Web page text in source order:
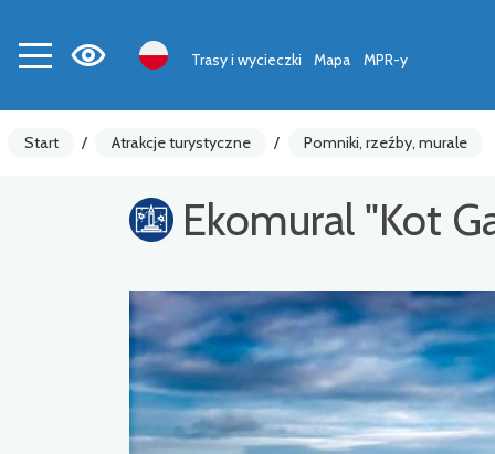
Trasy i wycieczki Mapa MPR-y
Start / Atrakcje turystyczne / Pomniki, rzeźby, murale
Ekomural "Kot